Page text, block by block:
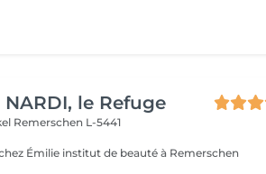
NARDI, le Refuge
Remerschen L-5441
Émilie institut de beauté à Remerschen